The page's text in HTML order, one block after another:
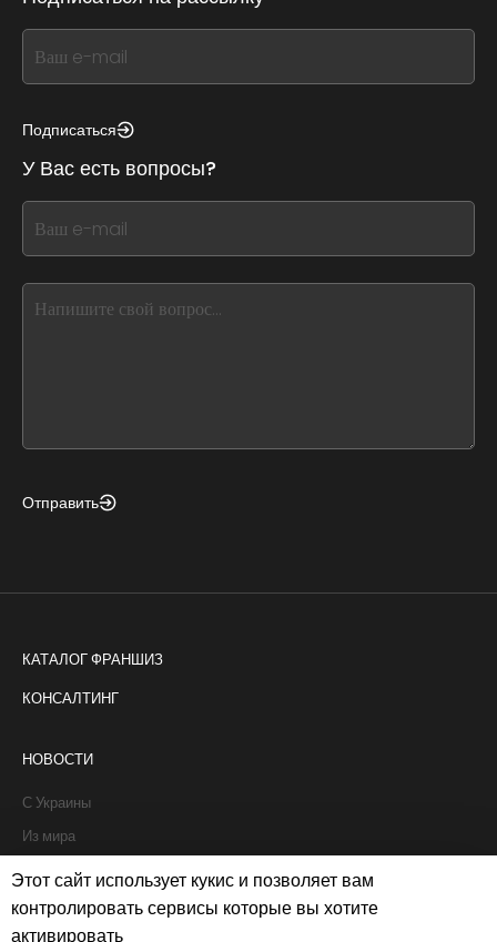
If
you
this,
this
form
field
blank
Подписаться
У Вас есть вопросы?
If
you
this,
Отправить
КАТАЛОГ ФРАНШИЗ
КОНСАЛТИНГ
НОВОСТИ
С Украины
Из мира
Интервью
Истории франчайзи
Рапорты
Этот сайт использует кукис и позволяет вам
контролировать сервисы которые вы хотите
активировать